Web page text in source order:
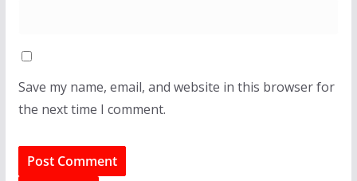
Save my name, email, and website in this browser for
the next time I comment.